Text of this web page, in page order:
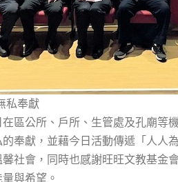
私奉獻
區公所、戶所、生管處及孔廟等
奉獻，並藉今日活動傳遞「人人
社會，同時也感謝旺旺文教基金
與希望。